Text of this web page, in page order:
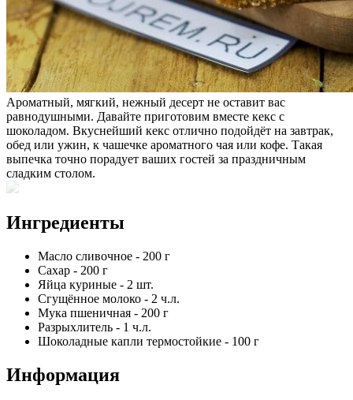
Ароматный, мягкий, нежный десерт не оставит вас
равнодушными. Давайте приготовим вместе кекс с
шоколадом. Вкуснейший кекс отлично подойдёт на завтрак,
обед или ужин, к чашечке ароматного чая или кофе. Такая
выпечка точно порадует ваших гостей за праздничным
сладким столом.
Ингредиенты
Масло сливочное - 200 г
Сахар - 200 г
Яйца куриные - 2 шт.
Сгущённое молоко - 2 ч.л.
Мука пшеничная - 200 г
Разрыхлитель - 1 ч.л.
Шоколадные капли термостойкие - 100 г
Информация